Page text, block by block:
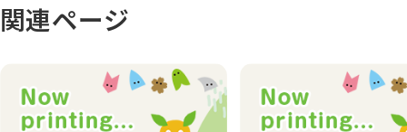
関連ページ